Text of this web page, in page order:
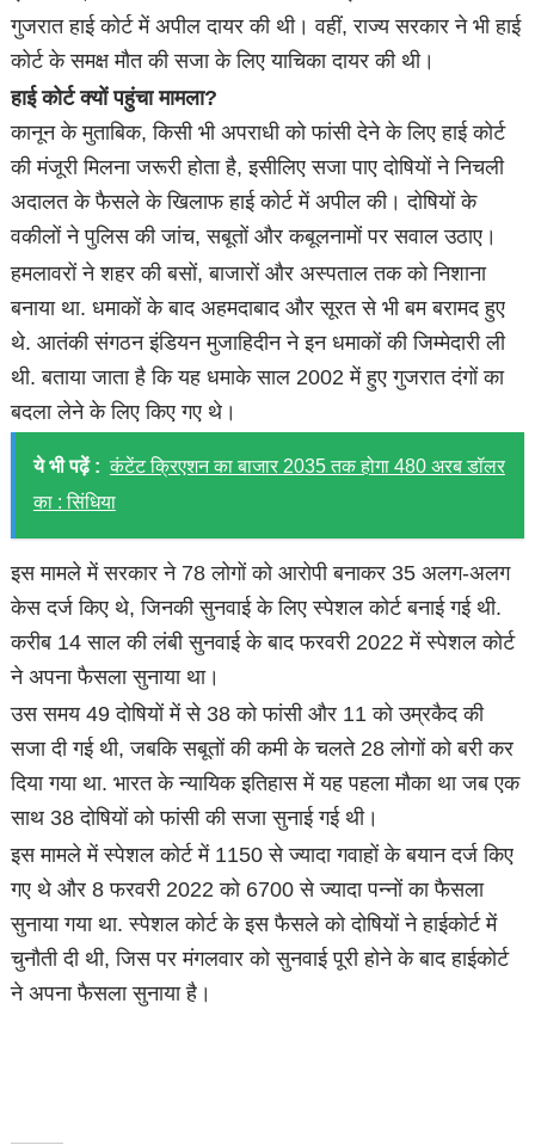
गुजरात हाई कोर्ट में अपील दायर की थी। वहीं, राज्य सरकार ने भी हाई
कोर्ट के समक्ष मौत की सजा के लिए याचिका दायर की थी।
हाई कोर्ट क्यों पहुंचा मामला?
कानून के मुताबिक, किसी भी अपराधी को फांसी देने के लिए हाई कोर्ट
की मंजूरी मिलना जरूरी होता है, इसीलिए सजा पाए दोषियों ने निचली
अदालत के फैसले के खिलाफ हाई कोर्ट में अपील की। दोषियों के
वकीलों ने पुलिस की जांच, सबूतों और कबूलनामों पर सवाल उठाए।
हमलावरों ने शहर की बसों, बाजारों और अस्पताल तक को निशाना
बनाया था. धमाकों के बाद अहमदाबाद और सूरत से भी बम बरामद हुए
थे. आतंकी संगठन इंडियन मुजाहिदीन ने इन धमाकों की जिम्मेदारी ली
थी. बताया जाता है कि यह धमाके साल 2002 में हुए गुजरात दंगों का
बदला लेने के लिए किए गए थे।
ये भी पढ़ें : कंटेंट क्रिएशन का बाजार 2035 तक होगा 480 अरब डॉलर
का : सिंधिया
इस मामले में सरकार ने 78 लोगों को आरोपी बनाकर 35 अलग-अलग
केस दर्ज किए थे, जिनकी सुनवाई के लिए स्पेशल कोर्ट बनाई गई थी.
करीब 14 साल की लंबी सुनवाई के बाद फरवरी 2022 में स्पेशल कोर्ट
ने अपना फैसला सुनाया था।
उस समय 49 दोषियों में से 38 को फांसी और 11 को उम्रकैद की
सजा दी गई थी, जबकि सबूतों की कमी के चलते 28 लोगों को बरी कर
दिया गया था. भारत के न्यायिक इतिहास में यह पहला मौका था जब एक
साथ 38 दोषियों को फांसी की सजा सुनाई गई थी।
इस मामले में स्पेशल कोर्ट में 1150 से ज्यादा गवाहों के बयान दर्ज किए
गए थे और 8 फरवरी 2022 को 6700 से ज्यादा पन्नों का फैसला
सुनाया गया था. स्पेशल कोर्ट के इस फैसले को दोषियों ने हाईकोर्ट में
चुनौती दी थी, जिस पर मंगलवार को सुनवाई पूरी होने के बाद हाईकोर्ट
ने अपना फैसला सुनाया है।